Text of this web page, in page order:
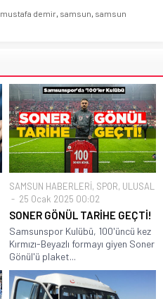
mustafa demir, samsun, samsun
SAMSUN HABERLERİ, SPOR, ULUSAL
25 Ocak 2025 00:02
SONER GÖNÜL TARİHE GEÇTİ!
Samsunspor Kulübü, 100'üncü kez
Kırmızı-Beyazlı formayı giyen Soner
Gönül'ü plaket...